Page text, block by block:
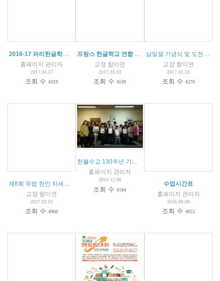
2016-17 파리한글학교 교내 글짓기 및 예쁜 글씨 쓰기 대회 결과 발표
홈페이지 관리자
2017.03.17
조회 수4319
( 1)
교장 함미연
2017.03.03
조회 수4199
교장 함미연
2017.02.23
조회 수 4270
교장 함미연
2017.02.01
조회 수4966
한불수교 130주년 기념 한글학교 창작시 및 글짓기 대회
홈페이지 관리자
2016.12.08
조회 수4184
수업시간표
홈페이지 관리자
2016.09.08
조회 수 4053